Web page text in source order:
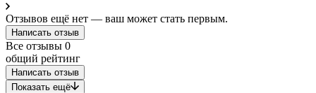
Отзывов ещё нет — ваш может стать первым.
Написать отзыв
Все отзывы 0
общий рейтинг
Написать отзыв
Показать ещё